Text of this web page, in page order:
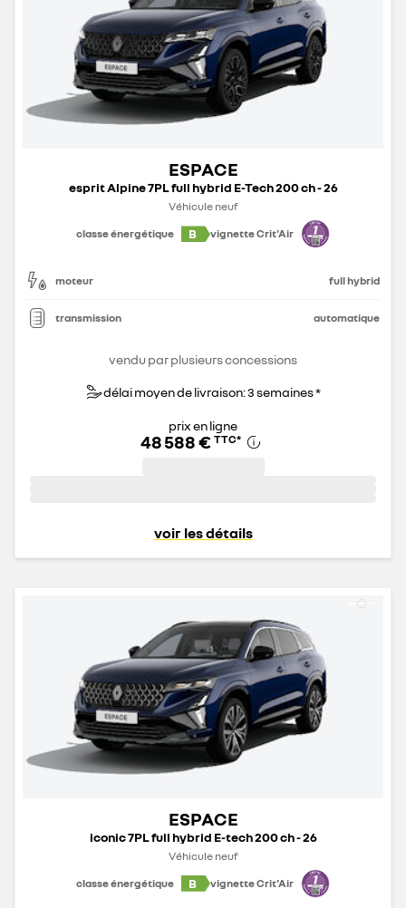
ESPACE
esprit Alpine 7PL full hybrid E-Tech 200 ch - 26
Véhicule neuf
classe énergétique
B vignette Crit'Air
moteur full hybrid
transmission automatique
vendu par plusieurs concessions
délai moyen de livraison: 3 semaines *
prix en ligne
48 588 € TTC*
voir les détails
ESPACE
iconic 7PL full hybrid E-tech 200 ch - 26
Véhicule neuf
classe énergétique
B vignette Crit'Air